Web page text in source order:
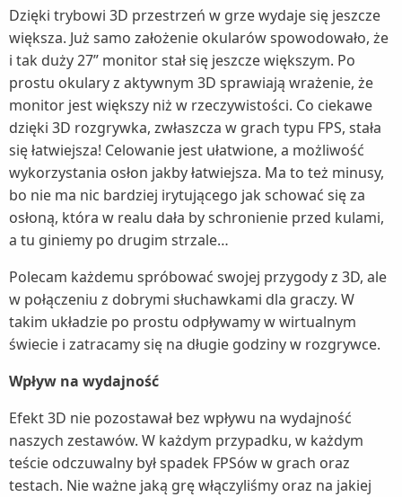
Dzięki trybowi 3D przestrzeń w grze wydaje się jeszcze
większa. Już samo założenie okularów spowodowało, że
i tak duży 27” monitor stał się jeszcze większym. Po
prostu okulary z aktywnym 3D sprawiają wrażenie, że
monitor jest większy niż w rzeczywistości. Co ciekawe
dzięki 3D rozgrywka, zwłaszcza w grach typu FPS, stała
się łatwiejsza! Celowanie jest ułatwione, a możliwość
wykorzystania osłon jakby łatwiejsza. Ma to też minusy,
bo nie ma nic bardziej irytującego jak schować się za
osłoną, która w realu dała by schronienie przed kulami,
a tu giniemy po drugim strzale…
Polecam każdemu spróbować swojej przygody z 3D, ale
w połączeniu z dobrymi słuchawkami dla graczy. W
takim układzie po prostu odpływamy w wirtualnym
świecie i zatracamy się na długie godziny w rozgrywce.
Wpływ na wydajność
Efekt 3D nie pozostawał bez wpływu na wydajność
naszych zestawów. W każdym przypadku, w każdym
teście odczuwalny był spadek FPSów w grach oraz
testach. Nie ważne jaką grę włączyliśmy oraz na jakiej